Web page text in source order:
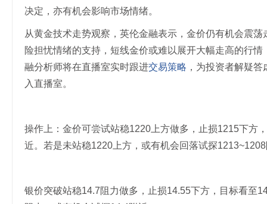
决定，亦有机会影响市场情绪。
从黄金技术走势观察，英伦金融表示，金价仍有机会震
险担忧情绪的支持，短线金价或难以展开大幅走高的行
融分析师将在直播室实时跟进交易策略 ，为投资者解疑
入直播室。
操作上：金价可尝试站稳1220上方做多，止损1215下方
近。若是未站稳1220上方，或有机会回落试探
银价突破站稳14.7阻力做多，止损14.55下方，目标看至